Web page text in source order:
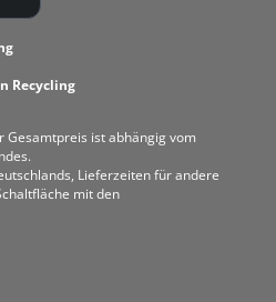
Recycling
Gesamtpreis ist abhängig vom
Lieferzeiten für andere
mit den